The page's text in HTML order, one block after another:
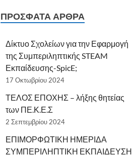
ΠΡΌΣΦΑΤΑ ΆΡΘΡΑ
Δίκτυο Σχολείων για την Εφαρμογή
της Συμπεριληπτικής STEAM
Εκπαίδευσης-SpicE;
17 Οκτωβρίου 2024
ΤΕΛΟΣ ΕΠΟΧΗΣ – λήξης θητείας
των ΠΕ.Κ.Ε.Σ
2 Σεπτεμβρίου 2024
ΕΠΙΜΟΡΦΩΤΙΚΗ ΗΜΕΡΙΔΑ
ΣΥΜΠΕΡΙΛΗΠΤΙΚΗ ΕΚΠΑΙΔΕΥΣΗ